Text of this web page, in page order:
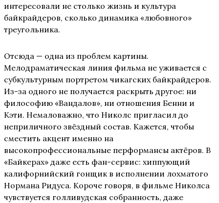
интересовали не столько жизнь и культура
байкрайдеров, сколько динамика «любовного»
треугольника.
Отсюда — одна из проблем картины.
Мелодраматическая линия фильма не уживается с
субкультурным портретом чикагских байкрайдеров.
Из-за одного не получается раскрыть другое: ни
философию «Вандалов», ни отношения Бенни и
Кэти. Немаловажно, что Николс пригласил до
неприличного звёздный состав. Кажется, чтобы
сместить акцент именно на
высокопрофессиональные перформансы актёров. В
«Байкерах» даже есть фан-сервис: хиппующий
калифорнийский гонщик в исполнении лохматого
Нормана Ридуса. Короче говоря, в фильме Николса
чувствуется голливудская собранность, даже